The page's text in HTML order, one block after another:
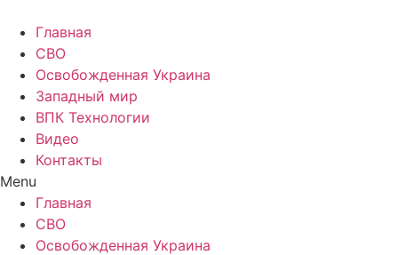
Главная
СВО
Освобожденная Украина
Западный мир
ВПК Технологии
Видео
Контакты
Menu
Главная
СВО
Освобожденная Украина